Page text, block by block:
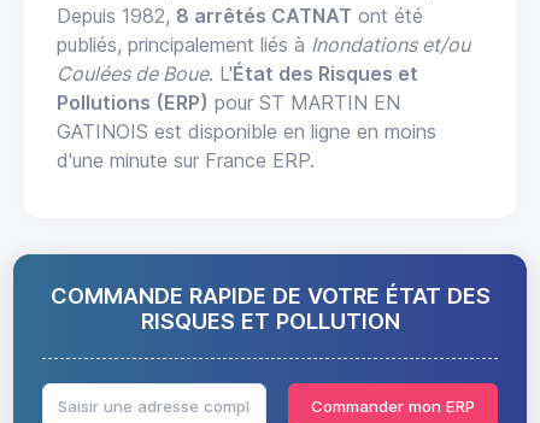
Depuis 1982, 8 arrêtés CATNAT ont été
publiés, principalement liés à Inondations et/ou
Coulées de Boue. L'État des Risques et
Pollutions (ERP) pour ST MARTIN EN
GATINOIS est disponible en ligne en moins
d'une minute sur France ERP.
COMMANDE RAPIDE DE VOTRE ÉTAT DES
RISQUES ET POLLUTION
Commander mon ERP